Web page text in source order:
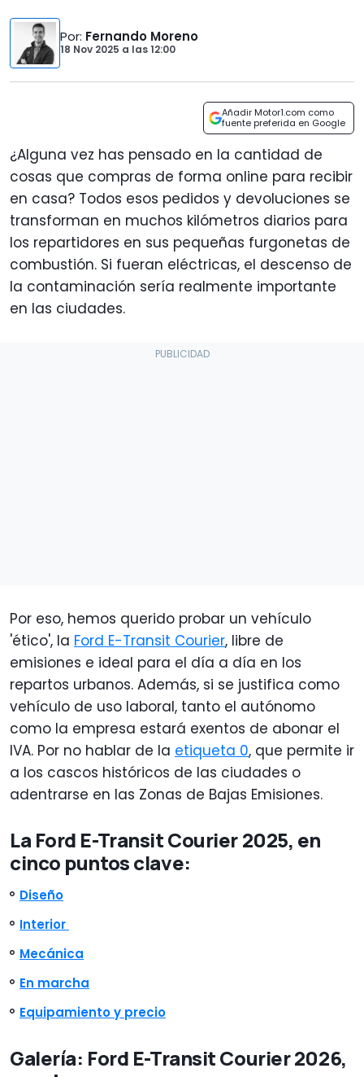
Por: Fernando Moreno
18 Nov 2025 a las12:00
Añadir Motor1.com como
fuente preferida en Google
¿Alguna vez has pensado en la cantidad de
cosas que compras de forma online para recibir
en casa? Todos esos pedidos y devoluciones se
transforman en muchos kilómetros diarios para
los repartidores en sus pequeñas furgonetas de
combustión. Si fueran eléctricas, el descenso de
la contaminación sería realmente importante
en las ciudades.
Por eso, hemos querido probar un vehículo
'ético', la Ford E-Transit Courier, libre de
emisiones e ideal para el día a día en los
repartos urbanos. Además, si se justifica como
vehículo de uso laboral, tanto el autónomo
como la empresa estará exentos de abonar el
IVA. Por no hablar de la etiqueta 0, que permite ir
a los cascos históricos de las ciudades o
adentrarse en las Zonas de Bajas Emisiones.
La Ford E-Transit Courier 2025, en
cinco puntos clave:
Diseño
Interior
Mecánica
En marcha
Equipamiento y precio
Galería: Ford E-Transit Courier 2026,